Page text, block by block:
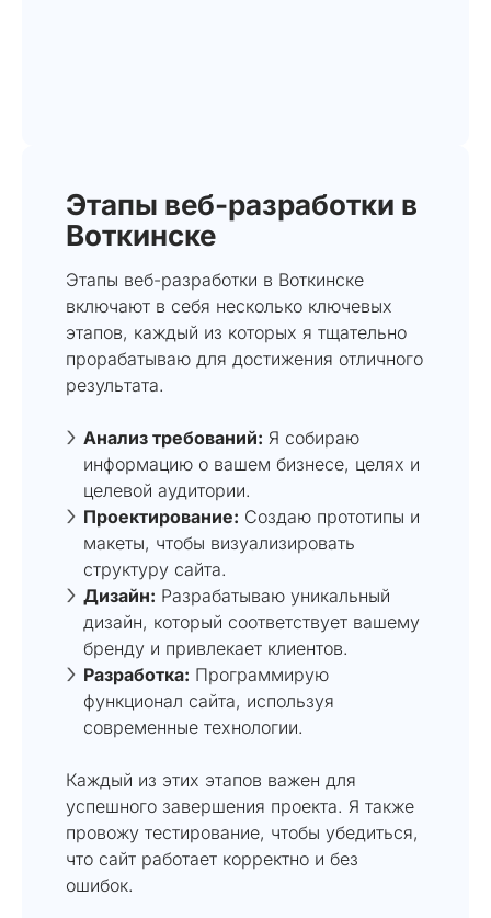
Этапы веб-разработки в
Воткинске
Этапы веб-разработки в Воткинске
включают в себя несколько ключевых
этапов, каждый из которых я тщательно
прорабатываю для достижения отличного
результата.
Анализ требований: Я собираю
информацию о вашем бизнесе, целях и
целевой аудитории.
Проектирование: Создаю прототипы и
макеты, чтобы визуализировать
структуру сайта.
Дизайн: Разрабатываю уникальный
дизайн, который соответствует вашему
бренду и привлекает клиентов.
Разработка: Программирую
функционал сайта, используя
современные технологии.
Каждый из этих этапов важен для
успешного завершения проекта. Я также
провожу тестирование, чтобы убедиться,
что сайт работает корректно и без
ошибок.